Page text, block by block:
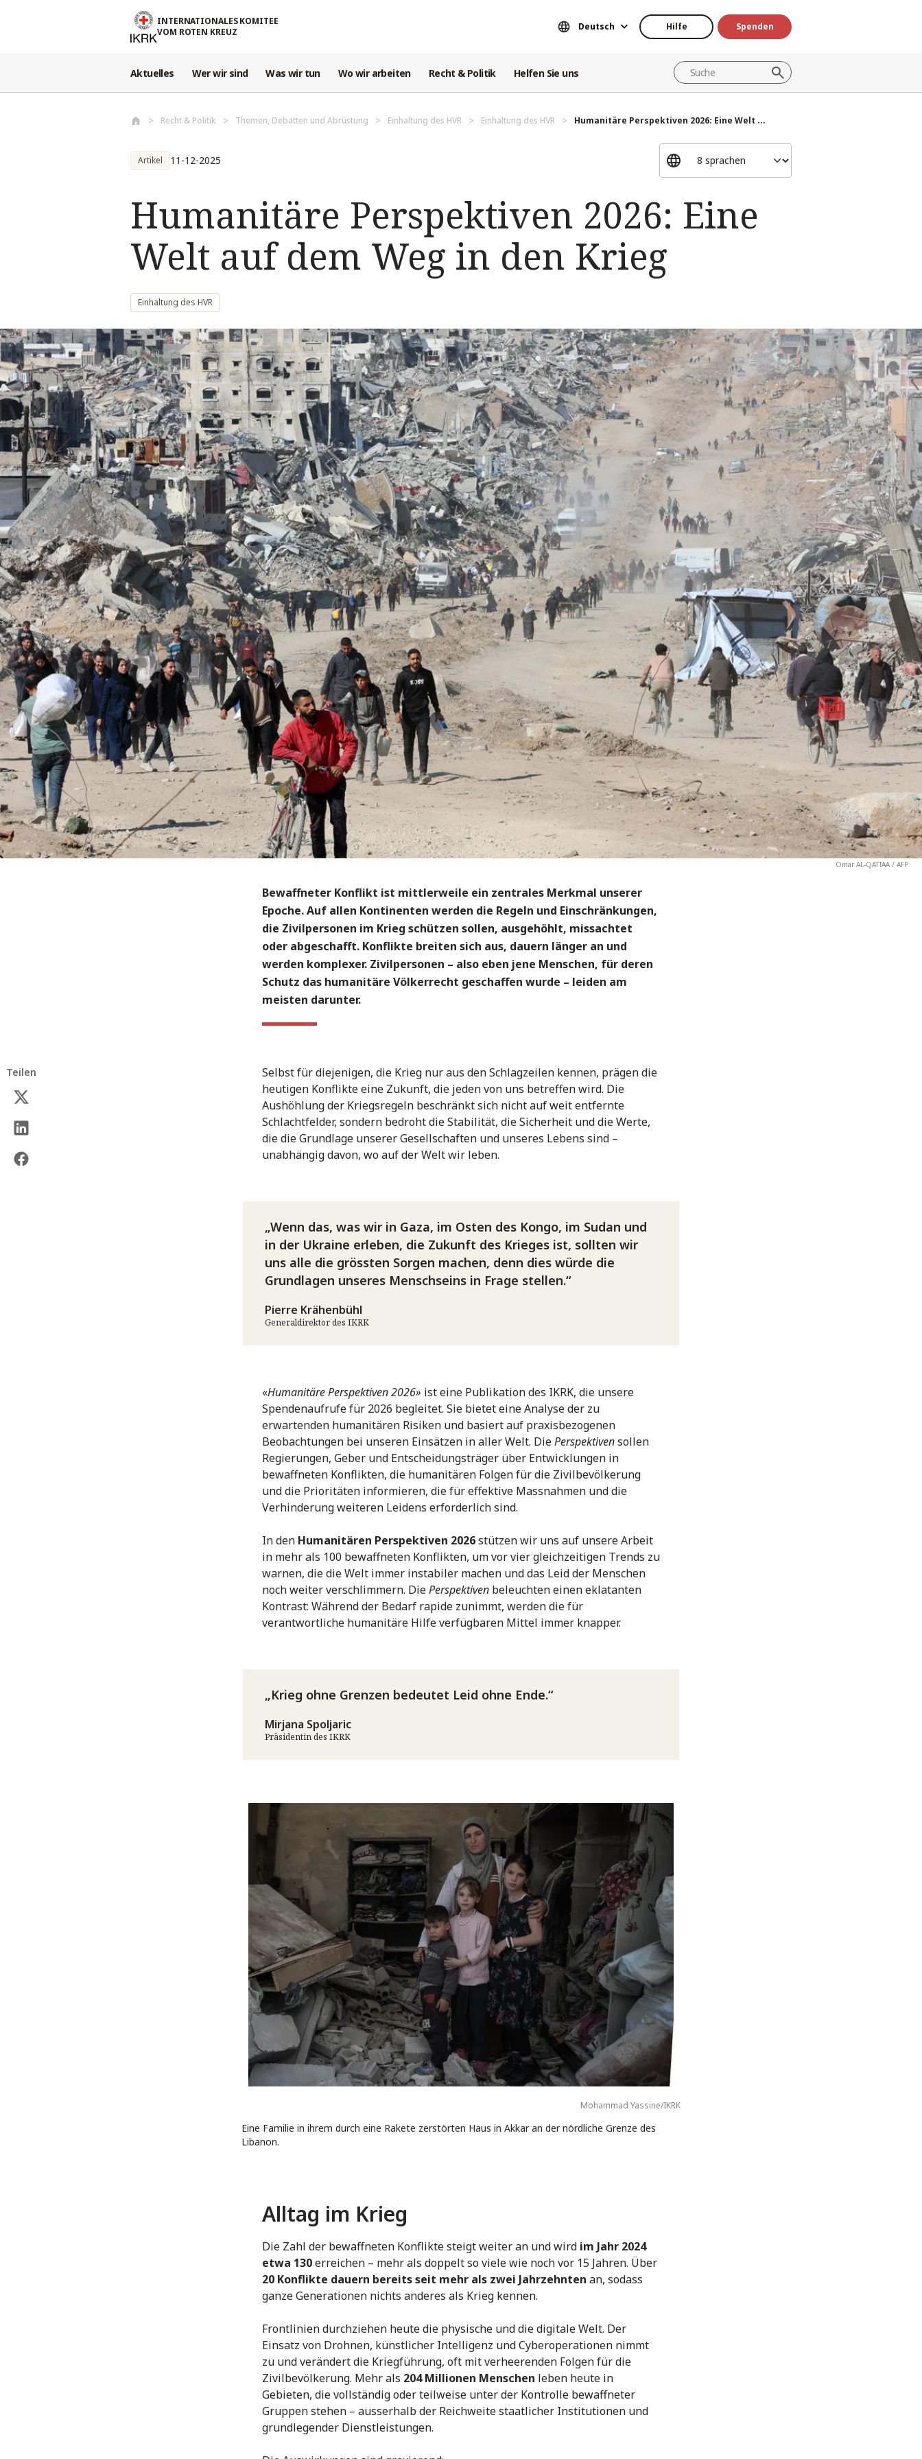
INTERNATIONALES KOMITEE
VOM ROTEN KREUZ
Deutsch Hilfe Spenden
Aktuelles Wer wir sind Was wir tun Wo wir arbeiten Recht & Politik Helfen Sie uns
Recht & Politik Themen, Debatten und Abrüstung Einhaltung des HVR Einhaltung des HVR Humanitäre Perspektiven 2026: Eine Welt ...
Artikel 11-12-2025
Humanitäre Perspektiven 2026: Eine
Welt auf dem Weg in den Krieg
Einhaltung des HVR
Omar AL-QATTAA / AFP
Bewaffneter Konflikt ist mittlerweile ein zentrales Merkmal unserer
Epoche. Auf allen Kontinenten werden die Regeln und Einschränkungen,
die Zivilpersonen im Krieg schützen sollen, ausgehöhlt, missachtet
oder abgeschafft. Konflikte breiten sich aus, dauern länger an und
werden komplexer. Zivilpersonen – also eben jene Menschen, für deren
Schutz das humanitäre Völkerrecht geschaffen wurde – leiden am
meisten darunter.
Teilen
Selbst für diejenigen, die Krieg nur aus den Schlagzeilen kennen, prägen die
heutigen Konflikte eine Zukunft, die jeden von uns betreffen wird. Die
Aushöhlung der Kriegsregeln beschränkt sich nicht auf weit entfernte
Schlachtfelder, sondern bedroht die Stabilität, die Sicherheit und die Werte,
die die Grundlage unserer Gesellschaften und unseres Lebens sind –
unabhängig davon, wo auf der Welt wir leben.
Wenn das, was wir in Gaza, im Osten des Kongo, im Sudan und
in der Ukraine erleben, die Zukunft des Krieges ist, sollten wir
uns alle die grössten Sorgen machen, denn dies würde die
Grundlagen unseres Menschseins in Frage stellen.
Pierre Krähenbühl
Generaldirektor des IKRK
«Humanitäre Perspektiven 2026» ist eine Publikation des IKRK, die unsere
Spendenaufrufe für 2026 begleitet. Sie bietet eine Analyse der zu
erwartenden humanitären Risiken und basiert auf praxisbezogenen
Beobachtungen bei unseren Einsätzen in aller Welt. DiePerspektivensollen
Regierungen, Geber und Entscheidungsträger über Entwicklungen in
bewaffneten Konflikten, die humanitären Folgen für die Zivilbevölkerung
und die Prioritäten informieren, die für effektive Massnahmen und die
Verhinderung weiteren Leidens erforderlich sind.
In den Humanitären Perspektiven 2026stützen wir uns auf unsere Arbeit
in mehr als 100 bewaffneten Konflikten, um vor vier gleichzeitigen Trends zu
warnen, die die Welt immer instabiler machen und das Leid der Menschen
noch weiter verschlimmern. DiePerspektiven beleuchten einen eklatanten
Kontrast: Während der Bedarf rapide zunimmt, werden die für
verantwortliche humanitäre Hilfe verfügbaren Mittel immer knapper.
Krieg ohne Grenzen bedeutet Leid ohne Ende.
Mirjana Spoljaric
Präsidentin des IKRK
Mohammad Yassine/IKRK
Eine Familie in ihrem durch eine Rakete zerstörten Haus in Akkar an der nördliche Grenze des
Libanon.
Alltag im Krieg
Die Zahl der bewaffneten Konflikte steigt weiter an und wird im Jahr 2024
etwa 130erreichen – mehr als doppelt so viele wie noch vor 15 Jahren. Über
20 Konflikte dauern bereits seit mehr als zwei Jahrzehnten an, sodass
ganze Generationen nichts anderes als Krieg kennen.
Frontlinien durchziehen heute die physische und die digitale Welt. Der
Einsatz von Drohnen, künstlicher Intelligenz und Cyberoperationen nimmt
zu und verändert die Kriegführung, oft mit verheerenden Folgen für die
Zivilbevölkerung. Mehr als 204 Millionen Menschen leben heute in
Gebieten, die vollständig oder teilweise unter der Kontrolle bewaffneter
Gruppen stehen – ausserhalb der Reichweite staatlicher Institutionen und
grundlegender Dienstleistungen.